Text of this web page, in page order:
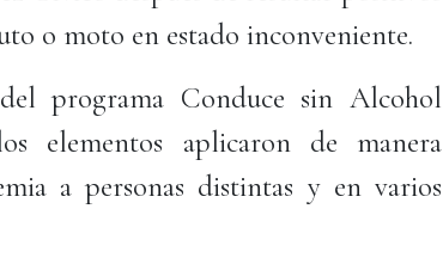
o moto en estado inconveniente.
programa Conduce sin Alcohol
elementos aplicaron de manera
a personas distintas y en varios